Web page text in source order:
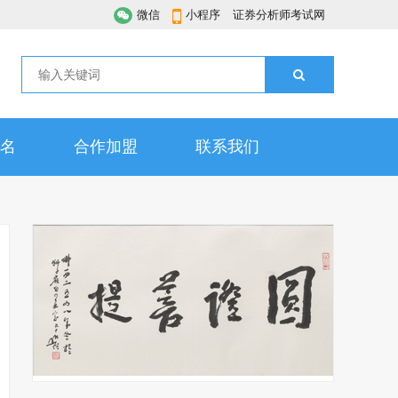
微信 小程序 证券分析师考试网
合作加盟 联系我们